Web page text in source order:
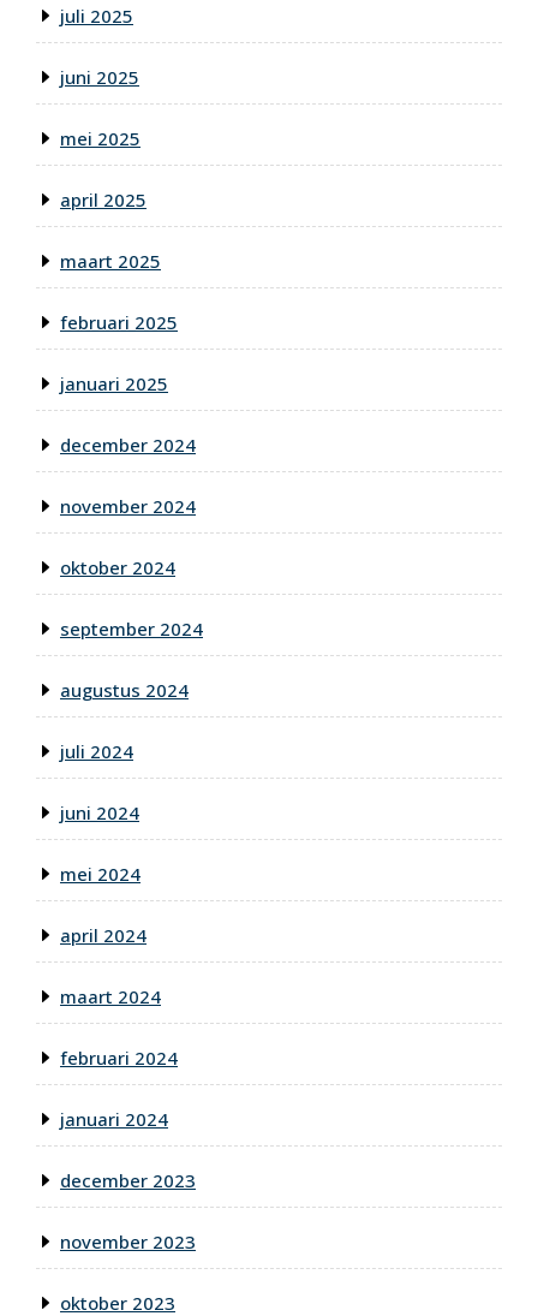
juli 2025
juni 2025
mei 2025
april 2025
maart 2025
februari 2025
januari 2025
december 2024
november 2024
oktober 2024
september 2024
augustus 2024
juli 2024
juni 2024
mei 2024
april 2024
maart 2024
februari 2024
januari 2024
december 2023
november 2023
oktober 2023